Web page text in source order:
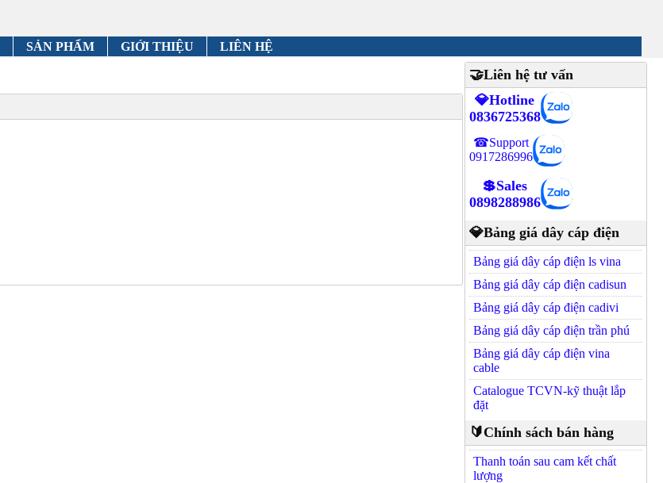
SẢN PHẨM GIỚI THIỆU LIÊN HỆ
🤝Liên hệ tư vấn
💎Hotline
0836725368
☎Support
0917286996
💲Sales
0898288986
💎Bảng giá dây cáp điện
Bảng giá dây cáp điện ls vina
Bảng giá dây cáp điện cadisun
Bảng giá dây cáp điện cadivi
Bảng giá dây cáp điện trần phú
Bảng giá dây cáp điện vina
cable
Catalogue TCVN-kỹ thuật lắp
đặt
🔰Chính sách bán hàng
Thanh toán sau cam kết chất
lượng